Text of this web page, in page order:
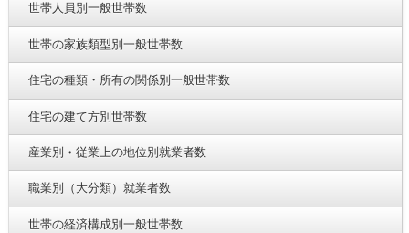
世帯人員別一般世帯数
世帯の家族類型別一般世帯数
住宅の種類・所有の関係別一般世帯数
住宅の建て方別世帯数
産業別・従業上の地位別就業者数
職業別（大分類）就業者数
世帯の経済構成別一般世帯数